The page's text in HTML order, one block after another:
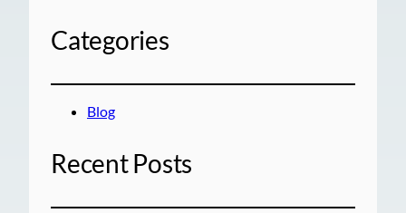
Categories
Blog
Recent Posts